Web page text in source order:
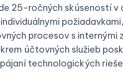
25-ročných skúseností
procesov s internými
účtovných služieb
technologických